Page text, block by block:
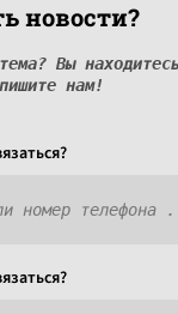
новости?
Вы
нам!